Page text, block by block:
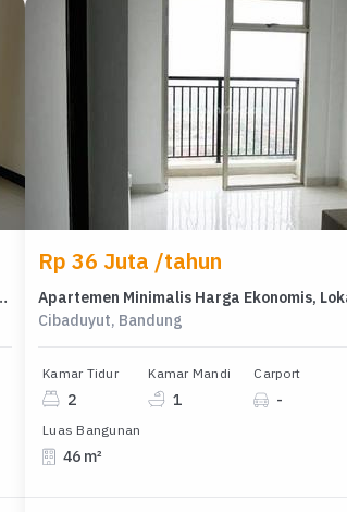
Bandung, Harga Ekonomis
Rp 36 Juta /tahun
Cibaduyut, Bandung
Kamar Tidur
2
Kamar Mandi
1
Carport
-
Luas Bangunan
46 m²